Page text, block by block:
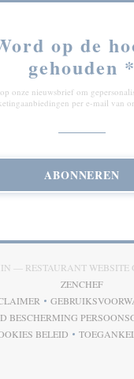
op de
gehouden *
onze nieuwsbrief om
per e-mail van
ABONNEREN
— RESTAURANT WEBSITE
ZENCHEF
((OPENT IN EEN NIEUW
BESCHERMING
((OPENT IN
BELEID
((OPENT IN EEN